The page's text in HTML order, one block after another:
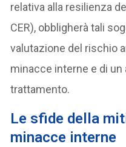
relativa alla resilienza
CER), obbligherà tali
valutazione del rischio
minacce interne e di un
trattamento.
Le sfide della
minacce interne